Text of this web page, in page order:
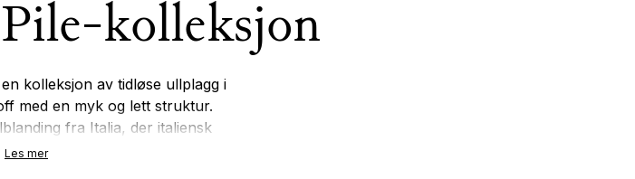
kolleksjon
kolleksjon av tidløse ullplagg i
med en myk og lett struktur.
fra Italia, der italiensk
skandinaviske design.
Les mer